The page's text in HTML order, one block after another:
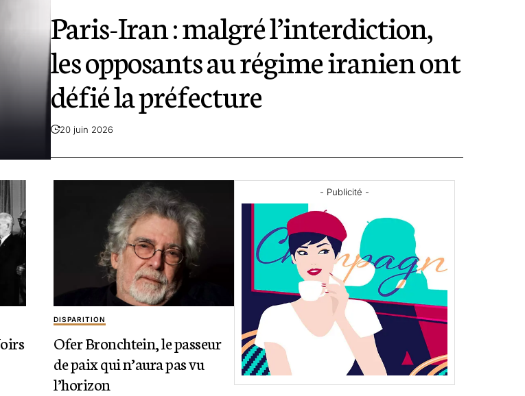
Paris-Iran : malgré l’interdiction,
les opposants au régime iranien ont
défié la préfecture
20 juin 2026
DISPARITION
Ofer Bronchtein, le passeur
de paix qui n’aura pas vu
l’horizon
- Publicité -